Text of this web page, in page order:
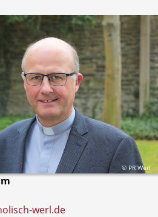
© PR Werl
werl.de